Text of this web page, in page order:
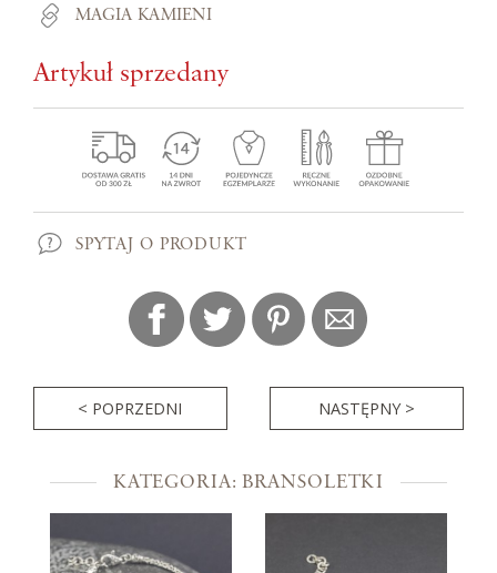
MAGIA KAMIENI
Artykuł sprzedany
SPYTAJ O PRODUKT
< POPRZEDNI NASTĘPNY >
KATEGORIA: BRANSOLETKI